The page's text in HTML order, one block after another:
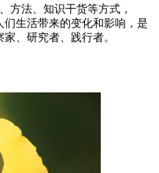
方法、知识干货等方式，
生活带来的变化和影响，是
、研究者、践行者。